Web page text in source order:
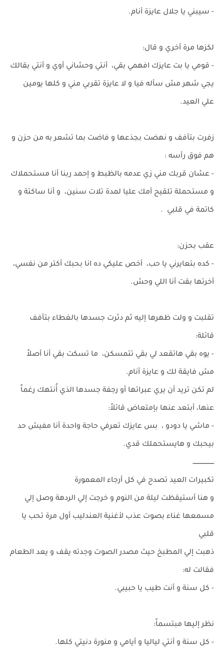
- سيبني يا جلال عايزة أنام.
لكزها مرة أخري و قال:
- قومي يا بت عايزك افهمي بقي، أنتي وحشاني أوي و أنتي بقالك
يجي شهر مش سأله فيا و لا عايزة تقربي مني و كلها يومين
علي العيد.
زفرت بتأفف و نهضت بجذعها و فاضت بما تشعر به من حزن و
هم فوق رأسه :
- عشان قربك مني زي عدمه بالظبط و إحمد ربنا أنا مستحملاك
و مستحملة تلقيح أمك عليا لمدة تلات سنين، و أنا ساكتة و
كاتمة في قلبي .
عقب بحزن:
- كده بتعايرني يا حب، أخص عليكي ده انا بحبك أكتر من نفسي،
أخرتها بقت أنا اللي وحش.
تقلبت و ولت ظهرها إليه ثم دثرت جسدها بالغطاء بتأفف
قائلة:
- يوه بقي هاتقعد لي بقي تتمسكن، ما تسكت بقي أنا أصلاً
مش فايقة لك و عايزة أنام.
لم تكن تريد أن يري عبراتها أو رجفة جسدها الذي أُنتهك رغماً
عنها، أبتعد عنها بإمتعاض قائلاً:
- ماشي يا دودو ، بس عايزك تعرفي حاجة واحدة أنا مفيش حد
بيحبك و هايستحملك قدي.
ـــــــــــــــــــــ
تكبيرات العيد تصدح في كل أرجاء المعمورة
و هنا أستيقظت ليلة من النوم و خرجت إلي الردهة وصل إلي
مسمعها غناء بصوت عذب لأغنية العندليب أول مرة تحب يا
قلبي
ذهبت إلي المطبخ حيث مصدر الصوت وجدته يقف و يعد الطعام
فقالت له:
- كل سنة و أنت طيب يا حبيبي.
نظر إليها مبتسماً:
- كل سنة و أنتي لياليا و أيامي و منورة دنيتي كلها.